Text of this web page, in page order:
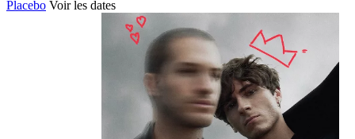
Placebo Voir les dates